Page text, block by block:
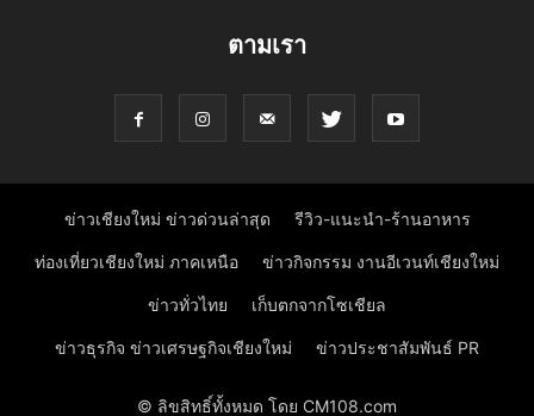
ตามเรา
ข่าวเชียงใหม่ ข่าวด่วนล่าสุด รีวิว-แนะนำ-ร้านอาหาร
ท่องเที่ยวเชียงใหม่ ภาคเหนือ ข่าวกิจกรรม งานอีเวนท์เชียงใหม่
ข่าวทั่วไทย เก็บตกจากโซเชียล
ข่าวธุรกิจ ข่าวเศรษฐกิจเชียงใหม่ ข่าวประชาสัมพันธ์ PR
© ลิขสิทธิ์ทั้งหมด โดย CM108.com